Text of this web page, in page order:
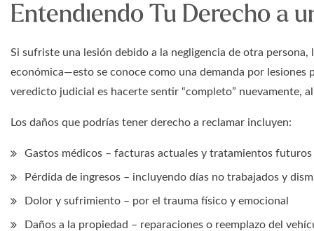
Entendiendo Tu Derecho a
Si sufriste una lesión debido a la negligencia de otra
económica—esto se conoce como una demanda por lesiones
veredicto judicial es hacerte sentir “completo” nuevamente,
Los daños que podrías tener derecho a reclamar incluyen:
Gastos médicos – facturas actuales y tratamientos futuros
Pérdida de ingresos – incluyendo días no trabajados y
Dolor y sufrimiento – por el trauma físico y emocional
Daños a la propiedad – reparaciones o reemplazo del